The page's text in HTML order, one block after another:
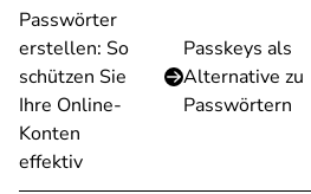
Passwörter
erstellen: So
schützen Sie
Ihre Online-
Konten
effektiv
Passkeys als
Alternative zu
Passwörtern